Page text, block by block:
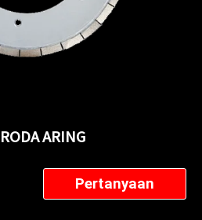
RODA ARING
Pertanyaan